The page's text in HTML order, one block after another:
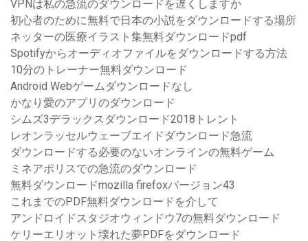
VPNは私の急流のダウンロードを遅くしますか
初心者のために無料で日本の小説をダウンロードする場所
ネッターの医療イラスト集無料ダウンロードpdf
Spotifyからオーディオファイルをダウンロードする方法
10分のトレーナー無料ダウンロード
Android Webゲームダウンロードなし
かなり愛のアプリのダウンロード
シムズ3デラックスダウンロード2018トレント
レオンラッセルウェーブエイドダウンロード急流
ダウンロードする必要のないオンラインの無料ゲーム
ミネアポリスでの急流のダウンロード
無料ダウンロードmozilla firefoxバージョン43
これまでのPDF無料ダウンロードを介して
アンドロイドスタジオウィンドウ7の無料ダウンロード
ケリーエリオット壊れた夢PDFをダウンロード